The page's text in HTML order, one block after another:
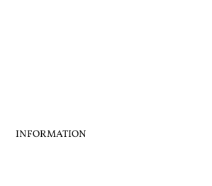
INFORMATION